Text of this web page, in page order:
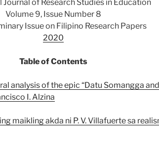
of Research Studies in Education
Volume 9, Issue Number 8
Issue on Filipino Research Papers
2020
Table of Contents
analysis of the epic “Datu Somangga
I. Alzina
maikling akda ni P. V. Villafuerte sa